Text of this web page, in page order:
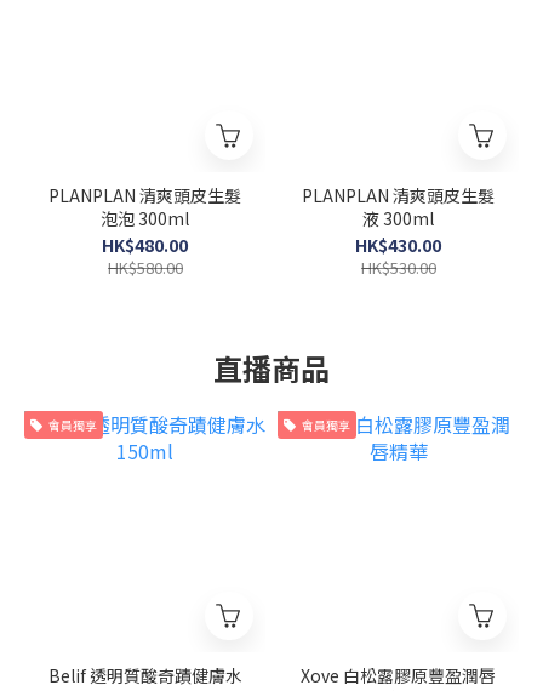
PLANPLAN 清爽頭皮生髮
泡泡 300ml
HK$480.00
HK$580.00
PLANPLAN 清爽頭皮生髮
液 300ml
HK$430.00
HK$530.00
直播商品
會員獨享
Belif 透明質酸奇蹟健膚水
會員獨享
Xove 白松露膠原豐盈潤唇